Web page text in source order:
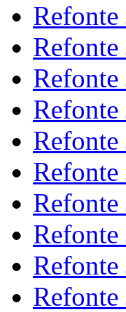
Refonte
Refonte
Refonte
Refonte
Refonte
Refonte
Refonte
Refonte
Refonte
Refonte